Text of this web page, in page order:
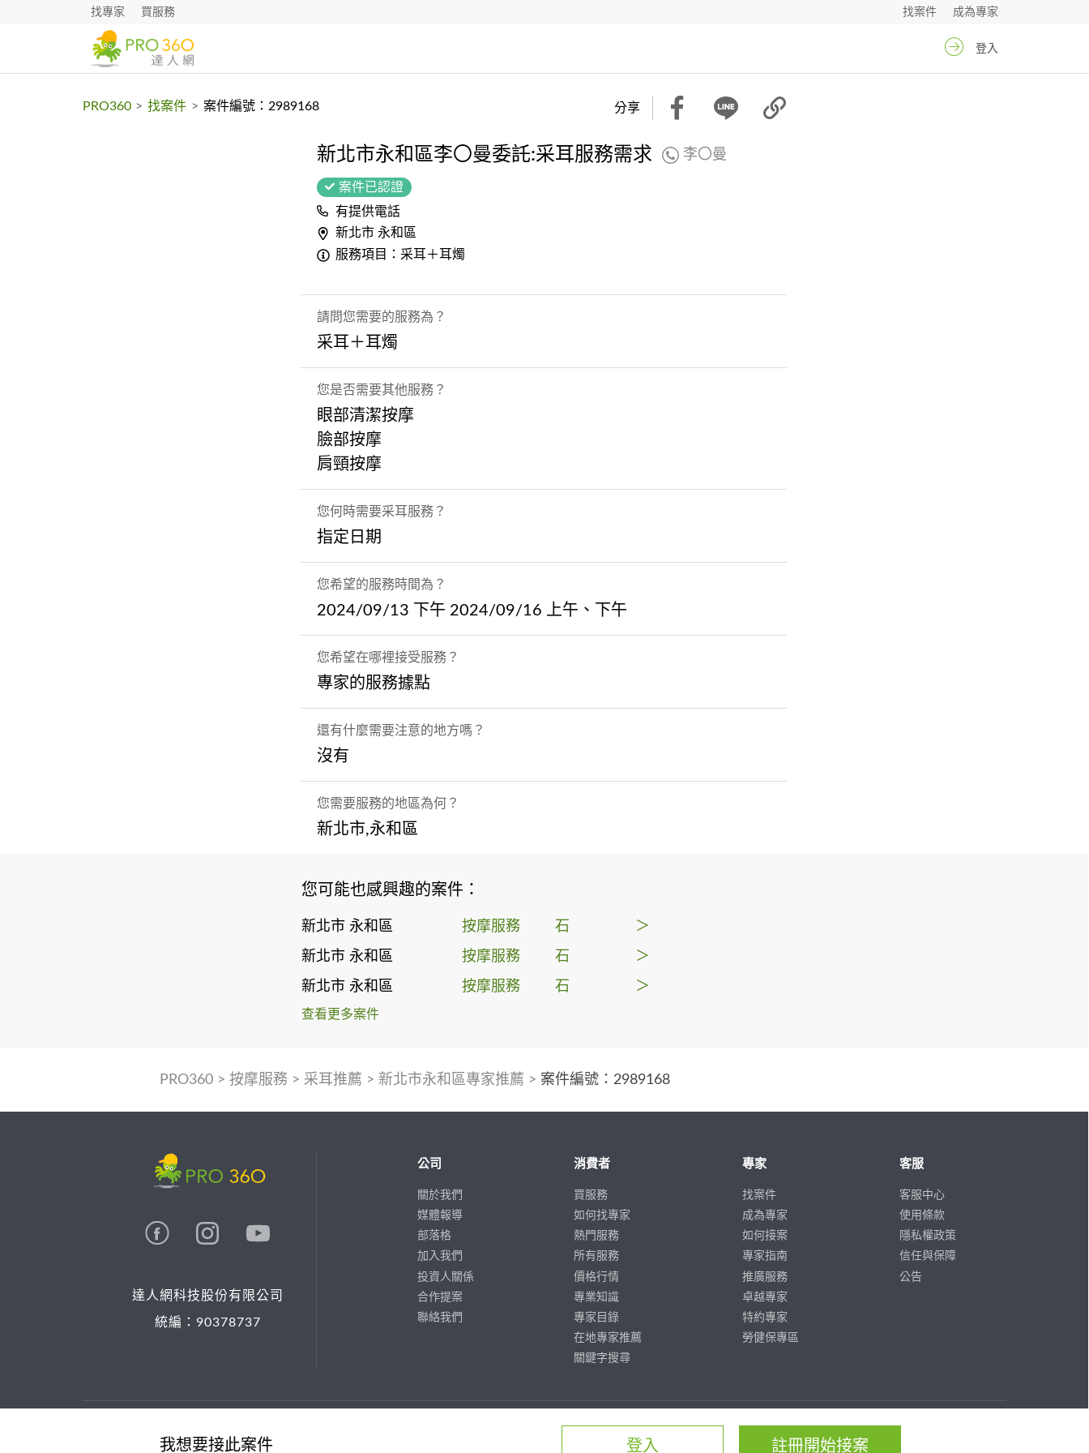
找專家 買服務 成為專家
找案件
登入
PRO360 > 找案件 > 案件編號：2989168 分享
新北市永和區李〇曼委託:采耳服務需求 李〇曼
案件已認證
有提供電話
新北市 永和區
服務項目：采耳＋耳燭
請問您需要的服務為？
采耳＋耳燭
您是否需要其他服務？
眼部清潔按摩
臉部按摩
肩頸按摩
您何時需要采耳服務？
指定日期
您希望的服務時間為？
2024/09/13 下午 2024/09/16 上午、下午
您希望在哪裡接受服務？
專家的服務據點
還有什麼需要注意的地方嗎？
沒有
您需要服務的地區為何？
新北市,永和區
您可能也感興趣的案件：
新北市 永和區 按摩服務 石 ＞
新北市 永和區 按摩服務 石 ＞
新北市 永和區 按摩服務 石 ＞
查看更多案件
PRO360> 按摩服務 > 采耳推薦 > 新北市永和區專家推薦 > 案件編號：2989168
我想要接此案件 登入 註冊開始接案
達人網科技股份有限公司
統編：90378737
公司
關於我們
媒體報導
部落格
加入我們
投資人關係
合作提案
聯絡我們
消費者
買服務
如何找專家
熱門服務
所有服務
價格行情
專業知識
專家目錄
在地專家推薦
關鍵字搜尋
專家
找案件
成為專家
如何接案
專家指南
推廣服務
卓越專家
特約專家
勞健保專區
客服
客服中心
使用條款
隱私權政策
信任與保障
公告
© 2026 PRO36O. All rights reserved.